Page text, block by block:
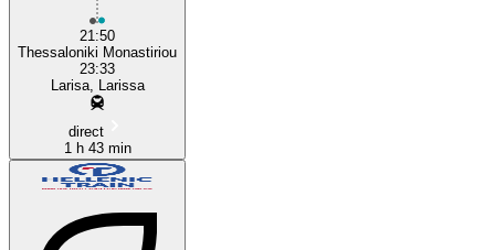
21:50
Thessaloniki Monastiriou
23:33
Larisa, Larissa
direct
1 h 43 min